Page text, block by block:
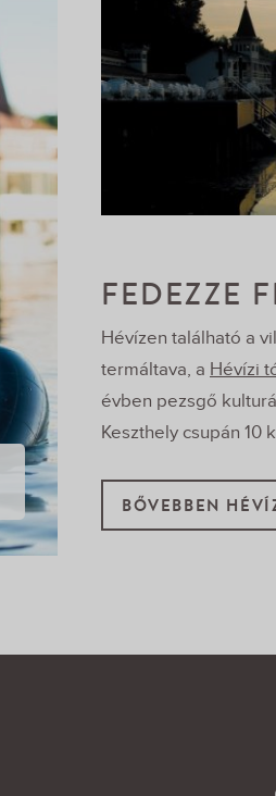
FEDEZZE
Hévízen található a
termáltava, a Hévízi
évben pezsgő
Keszthely csupán 10
BŐVEBBEN